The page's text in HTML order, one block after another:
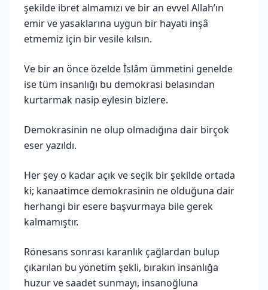
şekilde ibret almamızı ve bir an evvel Allah’ın
emir ve yasaklarına uygun bir hayatı inşâ
etmemiz için bir vesile kılsın.
Ve bir an önce özelde İslâm ümmetini genelde
ise tüm insanlığı bu demokrasi belasından
kurtarmak nasip eylesin bizlere.
Demokrasinin ne olup olmadığına dair birçok
eser yazıldı.
Her şey o kadar açık ve seçik bir şekilde ortada
ki; kanaatimce demokrasinin ne olduğuna dair
herhangi bir esere başvurmaya bile gerek
kalmamıştır.
Rönesans sonrası karanlık çağlardan bulup
çıkarılan bu yönetim şekli, bırakın insanlığa
huzur ve saadet sunmayı, insanoğluna